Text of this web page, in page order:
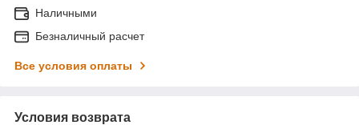
Наличными
Безналичный расчет
Все условия оплаты
Условия возврата